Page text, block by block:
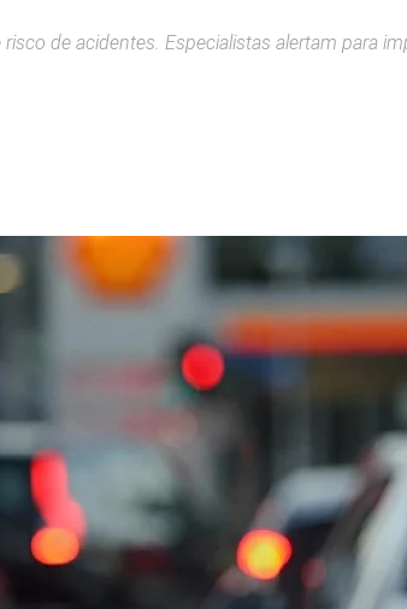
de acidentes. Especialistas alertam para